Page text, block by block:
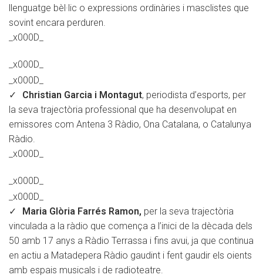
llenguatge bèl·lic o expressions ordinàries i masclistes que
sovint encara perduren.
_x000D_
_x000D_
_x000D_
Christian Garcia i Montagut, periodista d’esports, per
la seva trajectòria professional que ha desenvolupat en
emissores com Antena 3 Ràdio, Ona Catalana, o Catalunya
Ràdio.
_x000D_
_x000D_
_x000D_
Maria Glòria Farrés Ramon, per la seva trajectòria
vinculada a la ràdio que comença a l’inici de la dècada dels
50 amb 17 anys a Ràdio Terrassa i fins avui, ja que continua
en actiu a Matadepera Ràdio gaudint i fent gaudir els oients
amb espais musicals i de radioteatre.